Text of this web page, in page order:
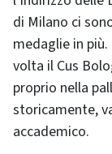
di Milano ci
medaglie in più.
volta il Cus
proprio nella
storicamente,
accademico.